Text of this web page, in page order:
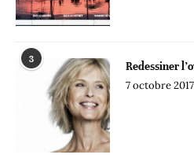
3
Redessiner
7 octobre 2017